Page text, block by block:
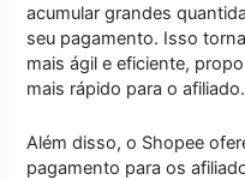
acumular grandes
seu pagamento. Isso
mais ágil e eficiente,
mais rápido para o afiliado.
Além disso, o Shopee
pagamento para os